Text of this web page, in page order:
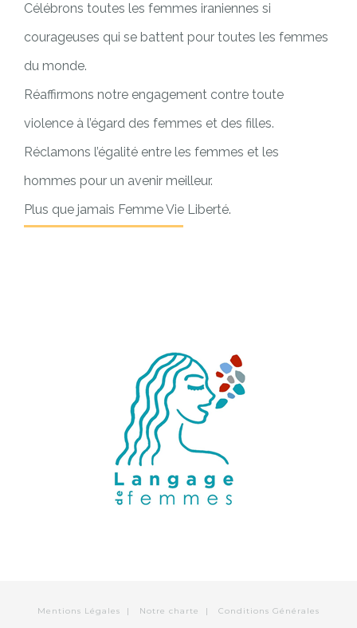
Célébrons toutes les femmes iraniennes si
courageuses qui se battent pour toutes les femmes
du monde.
Réaffirmons notre engagement contre toute
violence à l’égard des femmes et des filles.
Réclamons l’égalité entre les femmes et les
hommes pour un avenir meilleur.
Plus que jamais Femme Vie Liberté.
Mentions Légales | Notre charte | Conditions Générales